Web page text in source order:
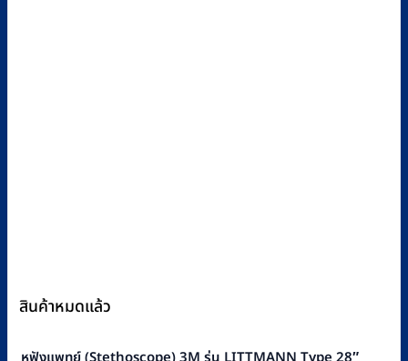
สินค้าหมดแล้ว